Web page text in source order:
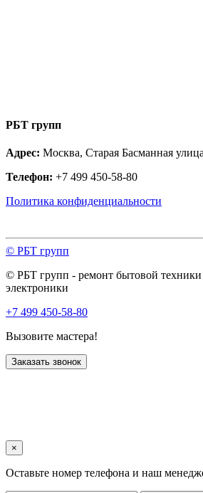
РБТ групп
Адрес: Москва, Старая Басманная
Телефон: +7 499 450-58-80
Политика конфиденциальности
© РБТ групп
© РБТ групп - ремонт бытовой техники
электроники
+7 499 450-58-80
Вызовите мастера!
Заказать звонок
×
Оставьте номер телефона и наш